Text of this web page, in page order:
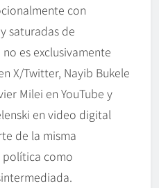
con
saturadas de
es exclusivamente
X/Twitter, Nayib Bukele
Milei en YouTube y
en video digital
de la misma
como